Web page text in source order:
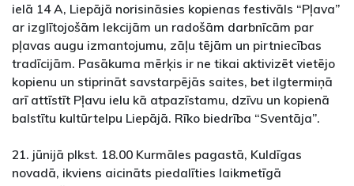
ielā 14 A, Liepājā norisināsies kopienas festivāls “Pļava”
ar izglītojošām lekcijām un radošām darbnīcām par
pļavas augu izmantojumu, zāļu tējām un pirtniecības
tradīcijām. Pasākuma mērķis ir ne tikai aktivizēt vietējo
kopienu un stiprināt savstarpējās saites, bet ilgtermiņā
arī attīstīt Pļavu ielu kā atpazīstamu, dzīvu un kopienā
balstītu kultūrtelpu Liepājā. Rīko biedrība “Sventāja”.
21. jūnijā plkst. 18.00 Kurmāles pagastā, Kuldīgas
novadā, ikviens aicināts piedalīties laikmetīgā